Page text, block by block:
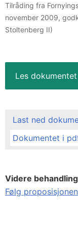
Tilråding fra
november 2009,
Stoltenberg II)
Les dokumentet
Last ned
Dokumentet i
Videre
Følg